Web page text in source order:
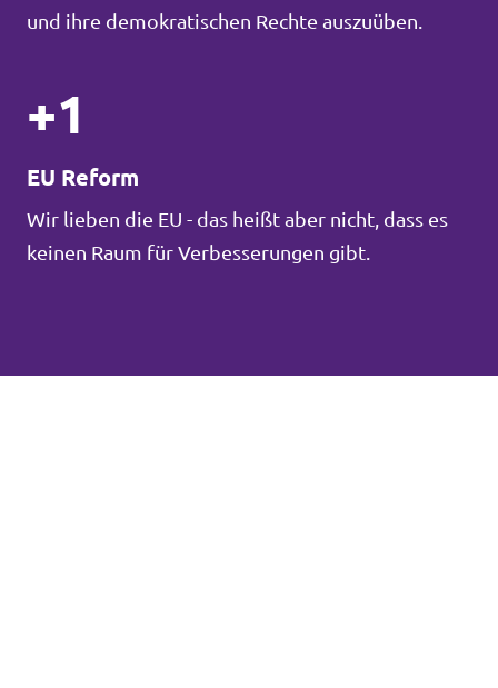
und ihre demokratischen Rechte auszuüben.
+1
EU Reform
Wir lieben die EU - das heißt aber nicht, dass es
keinen Raum für Verbesserungen gibt.